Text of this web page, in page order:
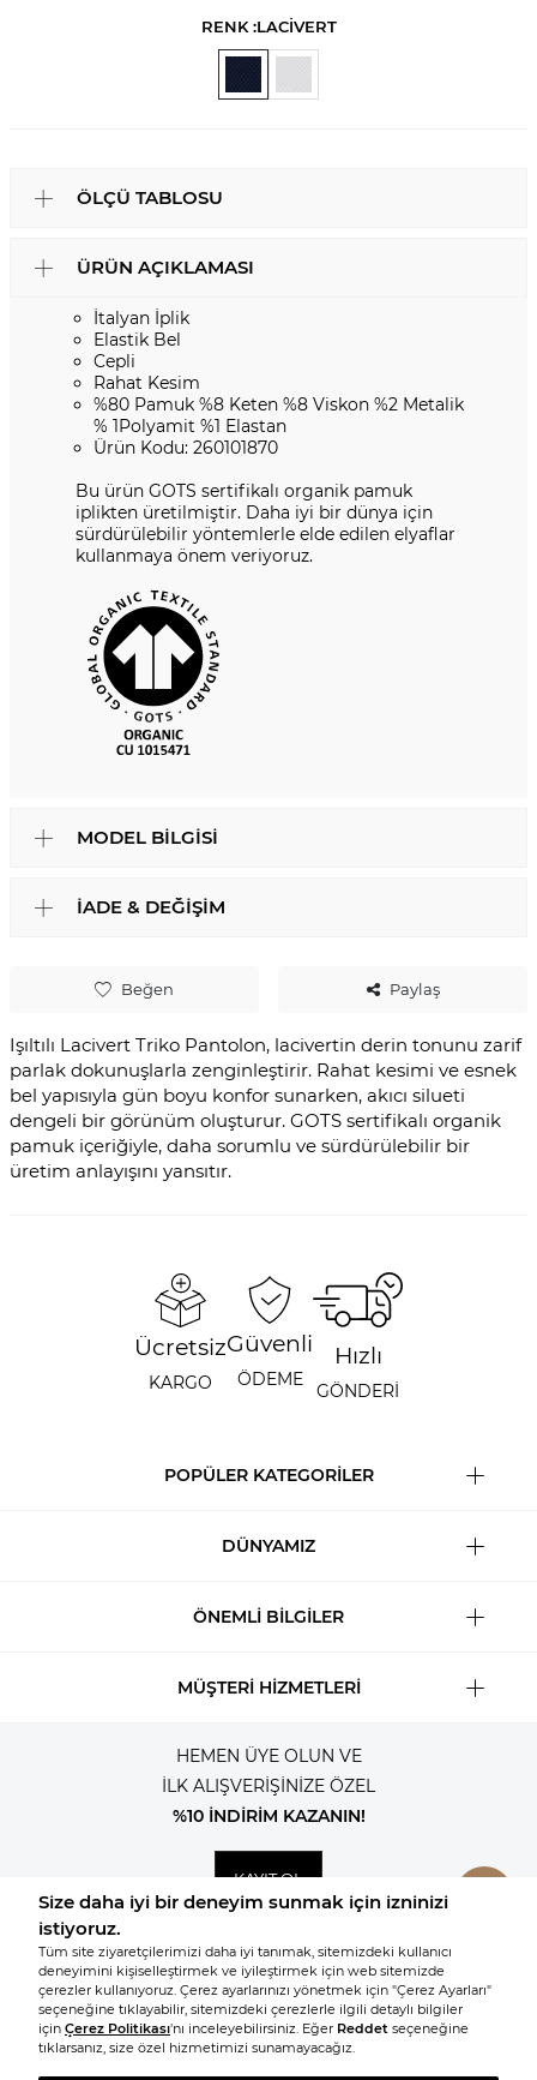
RENK :LACİVERT
Beğen Paylaş
Işıltılı Lacivert Triko Pantolon, lacivertin derin tonunu zarif
parlak dokunuşlarla zenginleştirir. Rahat kesimi ve esnek
bel yapısıyla gün boyu konfor sunarken, akıcı silueti
dengeli bir görünüm oluşturur. GOTS sertifikalı organik
pamuk içeriğiyle, daha sorumlu ve sürdürülebilir bir
üretim anlayışını yansıtır.
ÖLÇÜ TABLOSU
ÜRÜN AÇIKLAMASI
İtalyan İplik
Elastik Bel
Cepli
Rahat Kesim
%80 Pamuk %8 Keten %8 Viskon %2 Metalik
% 1Polyamit %1 Elastan
Ürün Kodu: 260101870
Bu ürün GOTS sertifikalı organik pamuk
iplikten üretilmiştir. Daha iyi bir dünya için
sürdürülebilir yöntemlerle elde edilen elyaflar
kullanmaya önem veriyoruz.
MODEL BILGISI
İADE & DEĞIŞIM
Ücretsiz
KARGO
Güvenli
ÖDEME
Hızlı
GÖNDERİ
POPÜLER KATEGORİLER
DÜNYAMIZ
ÖNEMLİ BİLGİLER
MÜŞTERİ HİZMETLERİ
HEMEN ÜYE OLUN VE
İLK ALIŞVERİŞİNİZE ÖZEL
%10 İNDİRİM KAZANIN!
KAYIT OL